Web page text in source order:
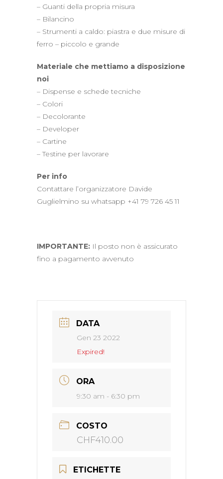
– Guanti della propria misura
– Bilancino
– Strumenti a caldo: piastra e due misure di
ferro – piccolo e grande
Materiale che mettiamo a disposizione
noi
– Dispense e schede tecniche
– Colori
– Decolorante
– Developer
– Cartine
– Testine per lavorare
Per info
Contattare l’organizzatore Davide
Guglielmino su whatsapp +41 79 726 45 11
IMPORTANTE: Il posto non è assicurato
fino a pagamento avvenuto
DATA
Gen 23 2022
Expired!
ORA
9:30 am - 6:30 pm
COSTO
CHF410.00
ETICHETTE